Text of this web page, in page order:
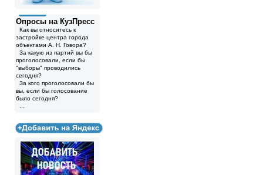
Опросы на КузПресс
Как вы относитесь к
застройке центра города
объектами А. Н. Говора?
За какую из партий вы бы
проголосовали, если бы
"выборы" проводились
сегодня?
За кого проголосовали бы
вы, если бы голосование
было сегодня?